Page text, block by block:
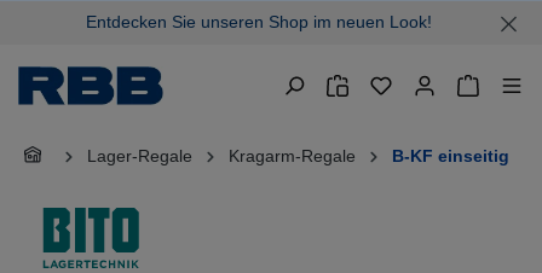
springenEntdecken Sie unseren Shop im neuen Look!
Lager-Regale Kragarm-Regale B-KF einseitig